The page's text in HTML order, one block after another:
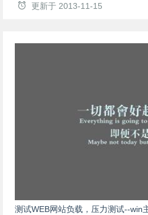
更新于 2013-11-15
测试WEB网站负载，压力测试--win